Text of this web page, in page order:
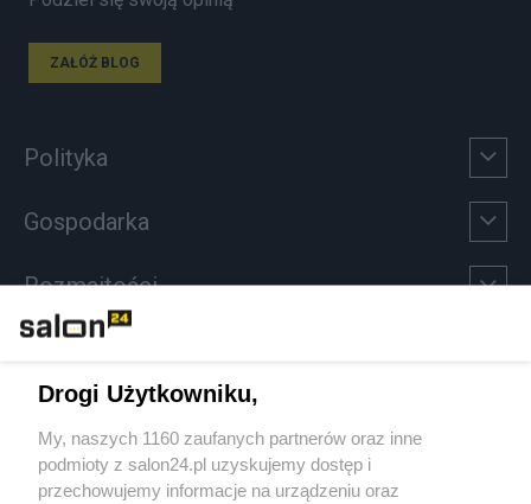
ZAŁÓŻ BLOG
Polityka
Gospodarka
Rozmaitości
Sport
Społeczeństwo
Drogi Użytkowniku,
My, naszych 1160 zaufanych partnerów oraz inne
podmioty z salon24.pl uzyskujemy dostęp i
przechowujemy informacje na urządzeniu oraz